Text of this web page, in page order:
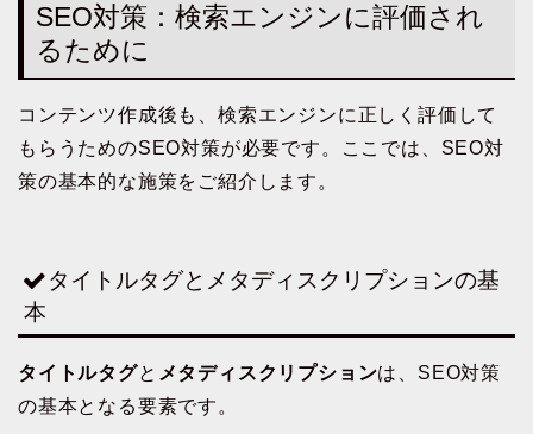
SEO対策：検索エンジンに評価され
るために
コンテンツ作成後も、検索エンジンに正しく評価して
もらうためのSEO対策が必要です。ここでは、SEO対
策の基本的な施策をご紹介します。
タイトルタグとメタディスクリプションの基
本
タイトルタグと メタディスクリプションは、SEO対策
の基本となる要素です。